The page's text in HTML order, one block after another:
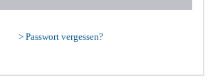
> Passwort vergessen?